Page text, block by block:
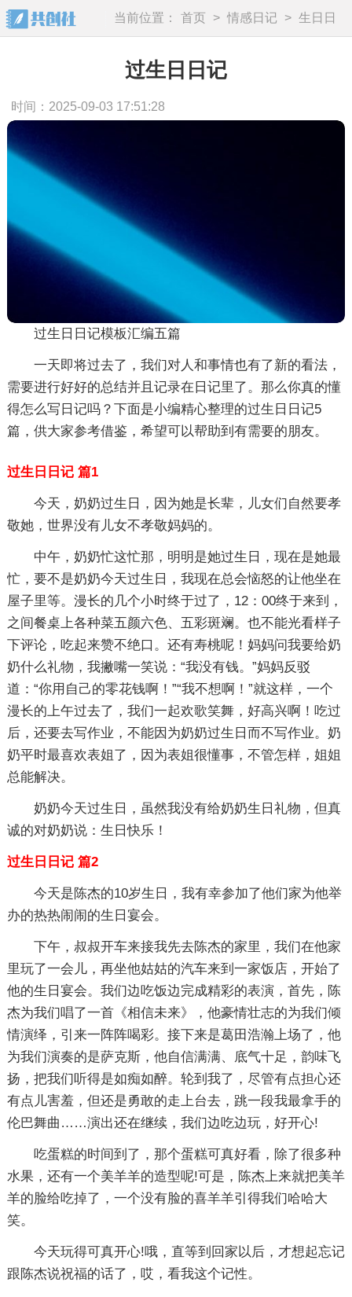
当前位置： 首页 > 情感日记 > 生日日
记
过生日日记
时间：2025-09-03 17:51:28
过生日日记模板汇编五篇
一天即将过去了，我们对人和事情也有了新的看法，
需要进行好好的总结并且记录在日记里了。那么你真的懂
得怎么写日记吗？下面是小编精心整理的过生日日记5
篇，供大家参考借鉴，希望可以帮助到有需要的朋友。
过生日日记 篇1
今天，奶奶过生日，因为她是长辈，儿女们自然要孝
敬她，世界没有儿女不孝敬妈妈的。
中午，奶奶忙这忙那，明明是她过生日，现在是她最
忙，要不是奶奶今天过生日，我现在总会恼怒的让他坐在
屋子里等。漫长的几个小时终于过了，12：00终于来到，
之间餐桌上各种菜五颜六色、五彩斑斓。也不能光看样子
下评论，吃起来赞不绝口。还有寿桃呢！妈妈问我要给奶
奶什么礼物，我撇嘴一笑说：“我没有钱。”妈妈反驳
道：“你用自己的零花钱啊！”“我不想啊！”就这样，一个
漫长的上午过去了，我们一起欢歌笑舞，好高兴啊！吃过
后，还要去写作业，不能因为奶奶过生日而不写作业。奶
奶平时最喜欢表姐了，因为表姐很懂事，不管怎样，姐姐
总能解决。
奶奶今天过生日，虽然我没有给奶奶生日礼物，但真
诚的对奶奶说：生日快乐！
过生日日记 篇2
今天是陈杰的10岁生日，我有幸参加了他们家为他举
办的热热闹闹的生日宴会。
下午，叔叔开车来接我先去陈杰的家里，我们在他家
里玩了一会儿，再坐他姑姑的汽车来到一家饭店，开始了
他的生日宴会。我们边吃饭边完成精彩的表演，首先，陈
杰为我们唱了一首《相信未来》，他豪情壮志的为我们倾
情演绎，引来一阵阵喝彩。接下来是葛田浩瀚上场了，他
为我们演奏的是萨克斯，他自信满满、底气十足，韵味飞
扬，把我们听得是如痴如醉。轮到我了，尽管有点担心还
有点儿害羞，但还是勇敢的走上台去，跳一段我最拿手的
伦巴舞曲……演出还在继续，我们边吃边玩，好开心!
吃蛋糕的时间到了，那个蛋糕可真好看，除了很多种
水果，还有一个美羊羊的造型呢!可是，陈杰上来就把美羊
羊的脸给吃掉了，一个没有脸的喜羊羊引得我们哈哈大
笑。
今天玩得可真开心!哦，直等到回家以后，才想起忘记
跟陈杰说祝福的话了，哎，看我这个记性。